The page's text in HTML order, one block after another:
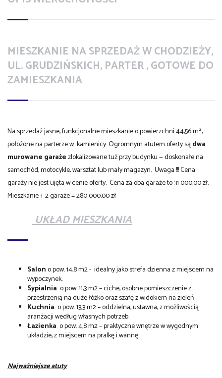
MIESZKANIE NA SPRZEDAŻ W CHODZIEŻY,
UL. GRUDZIŃSKICH, PARTER , GOTOWE DO
ZAMIESZKANIA
Na sprzedaż jasne, funkcjonalne mieszkanie o powierzchni 44,56 m²,
położone na parterze w kamienicy. Ogromnym atutem oferty sądwa
murowane garażezlokalizowane tuż przy budynku — doskonałe na
samochód, motocykle, warsztat lub mały magazyn. Uwaga !!! Cena
garaży nie jest ujęta w cenie oferty. Cena za oba garaże to 31 000,00 zł.
Mieszkanie + 2 garaże = 280 000,00 zł
UKŁAD MIESZKANIA
Salono pow. 14,8 m2 - idealny jako strefa dzienna z miejscem na
wypoczynek,
Sypialnia o pow. 11,3 m2 – ciche, osobne pomieszczenie z
przestrzenią na duże łóżko oraz szafę z widokiem na zieleń
Kuchnia o pow. 13,3 m2 – oddzielna, ustawna, z możliwością
aranżacji według własnych potrzeb.
Łazienka o pow. 4,8 m2 – praktyczne wnętrze w wygodnym
układzie, z miejscem na pralkę i wannę.
Najważniejsze atuty